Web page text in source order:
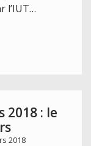
l’IUT…
2018 : le
2018